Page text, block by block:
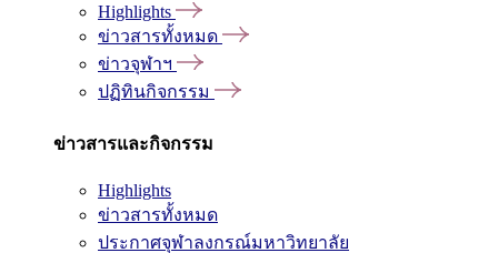
Highlights
ข่าวสารทั้งหมด
ข่าวจุฬาฯ
ปฏิทินกิจกรรม
ข่าวสารและกิจกรรม
Highlights
ข่าวสารทั้งหมด
ประกาศจุฬาลงกรณ์มหาวิทยาลัย